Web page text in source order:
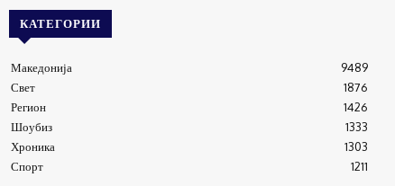
КАТЕГОРИИ
Македонија
9489
Свет
1876
Регион
1426
Шоубиз
1333
Хроника
1303
Спорт
1211